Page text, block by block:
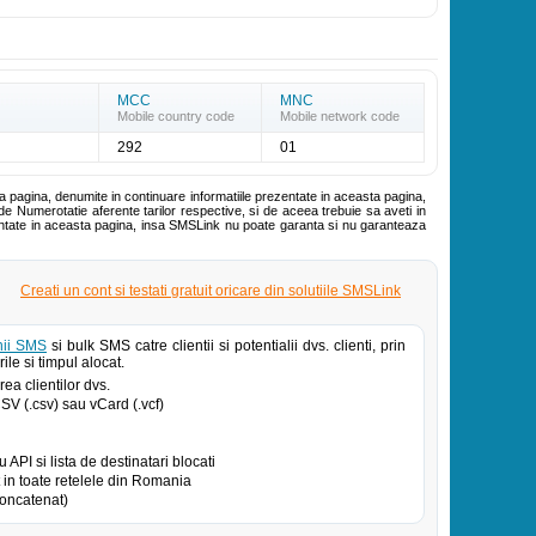
MCC
Mobile country code
MNC
Mobile network code
292 01
denumite in continuare informatiile prezentate in aceasta pagina,
Numerotatie aferente tarilor respective, si de aceea trebuie sa aveti in
in aceasta pagina, insa SMSLink nu poate garanta si nu garanteaza
Creati un cont si testati gratuit oricare din solutiile SMSLink
SMS si bulk SMS catre clientii si potentialii dvs. clienti, prin
si timpul alocat.
clientilor dvs.
(.csv) sau vCard (.vcf)
API si lista de destinatari blocati
toate retelele din Romania